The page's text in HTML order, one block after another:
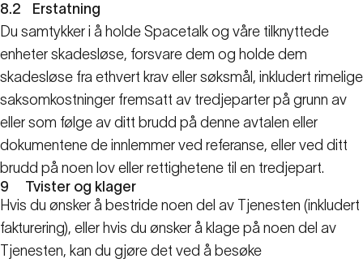
8.2
Erstatning
Du samtykker i å holde Spacetalk og våre tilknyttede
enheter skadesløse, forsvare dem og holde dem
skadesløse fra ethvert krav eller søksmål, inkludert rimelige
saksomkostninger fremsatt av tredjeparter på grunn av
eller som følge av ditt brudd på denne avtalen eller
dokumentene de innlemmer ved referanse, eller ved ditt
brudd på noen lov eller rettighetene til en tredjepart.
9
Tvister og klager
Hvis du ønsker å bestride noen del av Tjenesten (inkludert
fakturering), eller hvis du ønsker å klage på noen del av
Tjenesten, kan du gjøre det ved å besøke